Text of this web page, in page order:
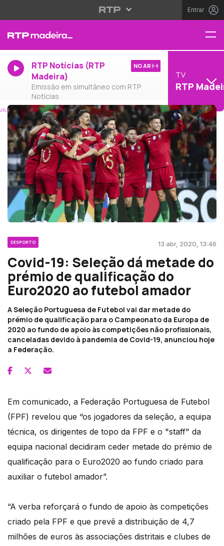
Entrar
RTP Notícias (RTP
Madeira)
Emissão em simultâneo com RTP
Notícias
NO AR
TV
RTP
DESPORTO 13 abr, 2020, 13:46
Covid-19: Seleção dá metade do
prémio de qualificação do
Euro2020 ao futebol amador
A Seleção Portuguesa de Futebol vai dar metade do
prémio de qualificação para o Campeonato da Europa de
2020 ao fundo de apoio às competições não profissionais,
canceladas devido à pandemia de Covid-19, anunciou hoje
a Federação.
Em comunicado, a Federação Portuguesa de Futebol
(FPF) revelou que “os jogadores da seleção, a equipa
técnica, os dirigentes de topo da FPF e o "staff" da
equipa nacional decidiram ceder metade do prémio de
qualificação para o Euro2020 ­ao fundo criado para
auxiliar o futebol amador”.
“A verba reforçará o fundo de apoio às competições
criado pela FPF e que prevê a distribuição de 4,7
milhões de euros às associações distritais e clubes de